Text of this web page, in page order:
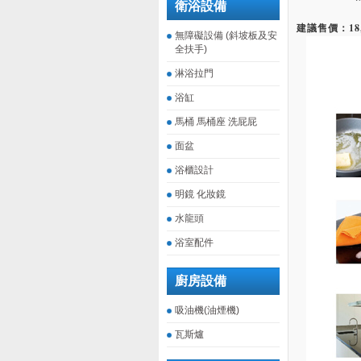
衛浴設備
無障礙設備 (斜坡板及安
全扶手)
淋浴拉門
浴缸
馬桶 馬桶座 洗屁屁
面盆
浴櫃設計
明鏡 化妝鏡
水龍頭
浴室配件
廚房設備
吸油機(油煙機)
瓦斯爐
建議售價：